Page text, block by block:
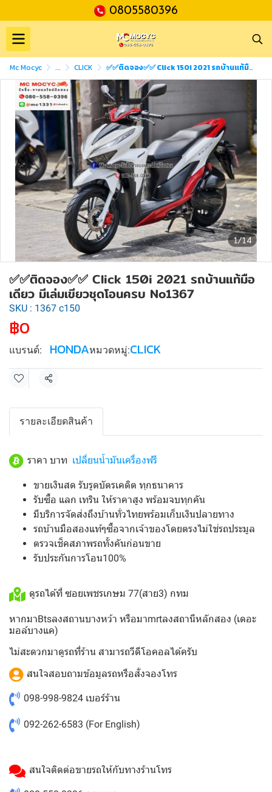
0805580396
Mc Mocyc ... CLICK ✅✅ติดจอง✅✅ Click 150i 2021 รถบ้านแท้มือเดียว มีเล่มเขียวชุดโอนครบ No1367
1/14
✅✅ติดจอง✅✅ Click 150i 2021 รถบ้านแท้มือ
เดียว มีเล่มเขียวชุดโอนครบ No1367
SKU : 1367 c150
฿0
แบรนด์: HONDAหมวดหมู่:CLICK
แชร์
รายละเอียดสินค้า
ราคา บาท เปลี่ยนน้ำมันเครื่องฟรี
ขายเงินสด รับรูดบัตรเคดิต ทุกธนาคาร
รับซื้อ แลก เทริน ให้ราคาสูง พร้อมจบทุกคัน
มีบริการจัดส่งถึงบ้านทั่วไทยพร้อมเก็บเงินปลายทาง
รถบ้านมือสองแท้ๆซื้อจากเจ้าของโดยตรงไม่ใช่รถประมูล
ตรวจเช็คสภาพรถทั้งคันก่อนขาย
รับประกันการโอน100%
ดูรถได้ที่ ซอยเพชรเกษม 77(สาย3) กทม
หากมาBtsลงสถานบางหว้า หรือมาmrtลงสถานีหลักสอง (เดอะ
มอล์บางแค)
ไม่สะดวกมาดูรถที่ร้าน สามารถวีดีโอคอลได้ครับ
สนใจสอบถามข้อมูลรถหรือสั่งจองโทร
098-998-9824 เบอร์ร้าน
092-262-6583 (For English)
สนใจติดต่อขายรถให้กับทางร้านโทร